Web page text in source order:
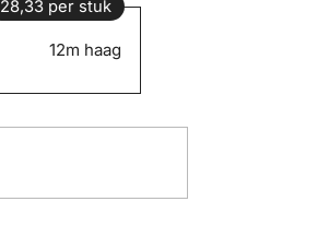
28,33 per stuk
12m haag